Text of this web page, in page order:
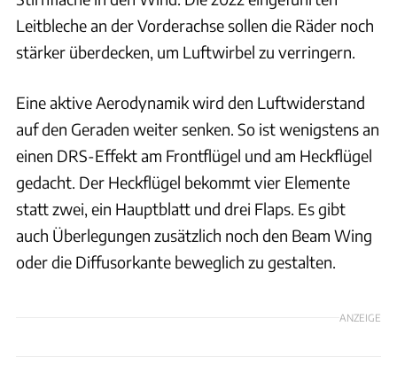
Leitbleche an der Vorderachse sollen die Räder noch
stärker überdecken, um Luftwirbel zu verringern.
Eine aktive Aerodynamik wird den Luftwiderstand
auf den Geraden weiter senken. So ist wenigstens an
einen DRS-Effekt am Frontflügel und am Heckflügel
gedacht. Der Heckflügel bekommt vier Elemente
statt zwei, ein Hauptblatt und drei Flaps. Es gibt
auch Überlegungen zusätzlich noch den Beam Wing
oder die Diffusorkante beweglich zu gestalten.
ANZEIGE